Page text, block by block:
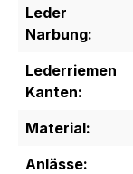
Leder
Narbung:
Lederriemen
Kanten:
Material:
Anlässe: